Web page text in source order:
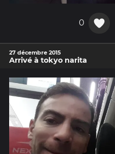
0
27 décembre 2015
Arrivé à tokyo narita